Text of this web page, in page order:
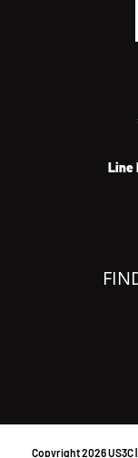
Line
Copyright2026 US3C |